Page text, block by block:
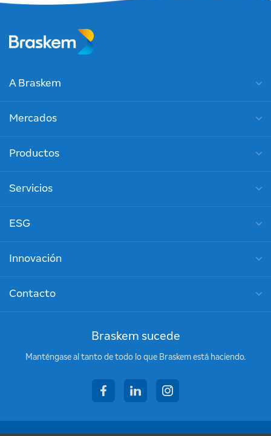
A Braskem
Mercados
Productos
Servicios
ESG
Innovación
Contacto
Braskem sucede
Manténgase al tanto de todo lo que Braskem está haciendo.
facebooklinkedininstagram